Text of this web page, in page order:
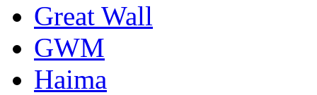
Great Wall
GWM
Haima